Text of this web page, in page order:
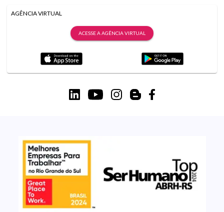
AGÊNCIA VIRTUAL
ACESSE A AGÊNCIA VIRTUAL